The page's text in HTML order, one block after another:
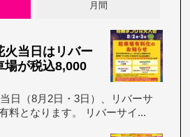
月間
火当日はリバー
場が税込8,000
日（8月2日・3日）、リバーサ
料となります。 リバーサイ...